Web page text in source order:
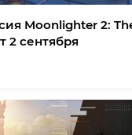
Moonlighter 2:
2 сентября